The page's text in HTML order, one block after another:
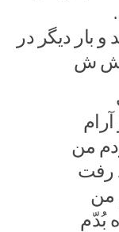
شد و بار دیگر در
من
رفت
من
بُدّم